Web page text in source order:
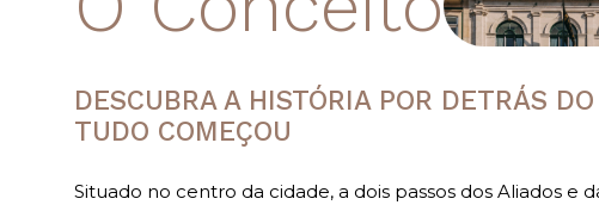
DESCUBRA A HISTÓRIA POR DETRÁS
TUDO COMEÇOU
Situado no centro da cidade, a dois passos dos Aliados e